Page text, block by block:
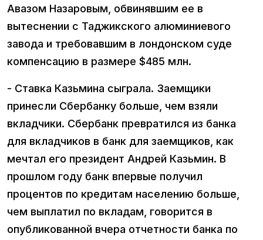
Авазом Назаровым, обвинявшим ее в
вытеснении с Таджикского алюминиевого
завода и требовавшим в лондонском суде
компенсацию в размере $485 млн.
- Ставка Казьмина сыграла. Заемщики
принесли Сбербанку больше, чем взяли
вкладчики. Сбербанк превратился из банка
для вкладчиков в банк для заемщиков, как
мечтал его президент Андрей Казьмин. В
прошлом году банк впервые получил
процентов по кредитам населению больше,
чем выплатил по вкладам, говорится в
опубликованной вчера отчетности банка по